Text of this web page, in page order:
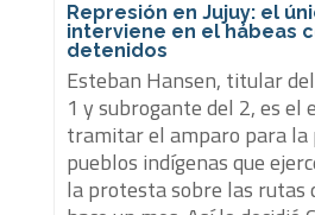
Represión en Jujuy: el
interviene en el hábeas
detenidos
Esteban Hansen, titular
1 y subrogante del 2, es el
tramitar el amparo para la
pueblos indígenas que
la protesta sobre las rutas